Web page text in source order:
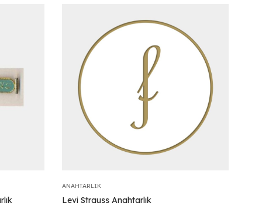
ANAHTARLIK
Levi Strauss Anahtarlık